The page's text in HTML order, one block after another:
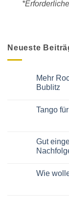
Neueste
Mehr
Bublitz
zu
Bühne!
Im
Podcast
Bublitz
Tango
Tango
für
Manager
Gut
zu
Wie